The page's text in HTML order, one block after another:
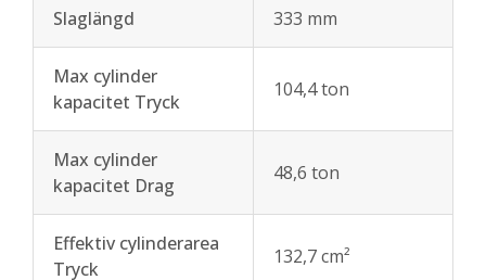
Slaglängd 333 mm
Max cylinder
kapacitet Tryck
104,4 ton
Max cylinder
kapacitet Drag
48,6 ton
Effektiv cylinderarea
Tryck
132,7 cm²